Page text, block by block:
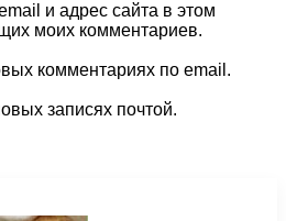
и адрес сайта в этом
моих комментариев.
комментариях по email.
записях почтой.